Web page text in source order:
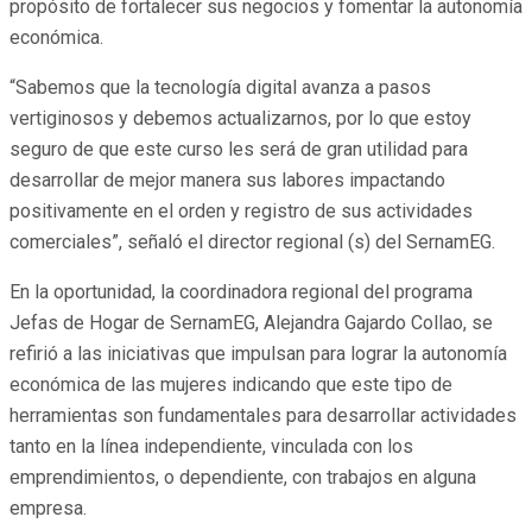
propósito de fortalecer sus negocios y fomentar la autonomía
económica.
“Sabemos que la tecnología digital avanza a pasos
vertiginosos y debemos actualizarnos, por lo que estoy
seguro de que este curso les será de gran utilidad para
desarrollar de mejor manera sus labores impactando
positivamente en el orden y registro de sus actividades
comerciales”, señaló el director regional (s) del SernamEG.
En la oportunidad, la coordinadora regional del programa
Jefas de Hogar de SernamEG, Alejandra Gajardo Collao, se
refirió a las iniciativas que impulsan para lograr la autonomía
económica de las mujeres indicando que este tipo de
herramientas son fundamentales para desarrollar actividades
tanto en la línea independiente, vinculada con los
emprendimientos, o dependiente, con trabajos en alguna
empresa.